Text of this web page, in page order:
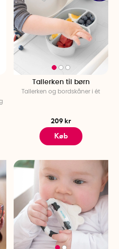
Tallerken til børn
Tallerken og bordskåner i ét
209 kr
Køb